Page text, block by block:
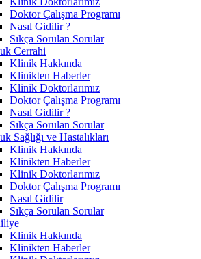
Doktor Çalışma Programı
Nasıl Gidilir ?
Sıkça Sorulan Sorular
Cerrahi
Klinik Hakkında
Klinikten Haberler
Klinik Doktorlarımız
Doktor Çalışma Programı
Nasıl Gidilir ?
Sıkça Sorulan Sorular
Sağlığı ve Hastalıkları
Klinik Hakkında
Klinikten Haberler
Klinik Doktorlarımız
Doktor Çalışma Programı
Nasıl Gidilir
Sıkça Sorulan Sorular
Klinik Hakkında
Klinikten Haberler